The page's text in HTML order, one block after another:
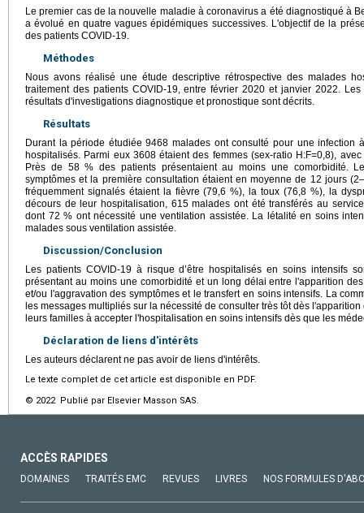
Le premier cas de la nouvelle maladie à coronavirus a été diagnostiqué à
a évolué en quatre vagues épidémiques successives. L'objectif de la
des patients COVID-19.
Méthodes
Nous avons réalisé une étude descriptive rétrospective des malades
traitement des patients COVID-19, entre février 2020 et janvier 2022.
résultats d'investigations diagnostique et pronostique sont décrits.
Résultats
Durant la période étudiée 9468 malades ont consulté pour une infection
hospitalisés. Parmi eux 3608 étaient des femmes (sex-ratio H:F=0,8),
Près de 58 % des patients présentaient au moins une comorbidité.
symptômes et la première consultation étaient en moyenne de 12 jours
fréquemment signalés étaient la fièvre (79,6 %), la toux (76,8 %), la
décours de leur hospitalisation, 615 malades ont été transférés au
dont 72 % ont nécessité une ventilation assistée. La létalité en soins
malades sous ventilation assistée.
Discussion/Conclusion
Les patients COVID-19 à risque d’être hospitalisés en soins intensifs
présentant au moins une comorbidité et un long délai entre l'apparition
et/ou l'aggravation des symptômes et le transfert en soins intensifs. La
les messages multipliés sur la nécessité de consulter très tôt dès
leurs familles à accepter l'hospitalisation en soins intensifs dès que les
Déclaration de liens d'intérêts
Les auteurs déclarent ne pas avoir de liens d'intérêts.
Le texte complet de cet article est disponible en PDF.
© 2022 Publié par Elsevier Masson SAS.
ACCÈS RAPIDES
DOMAINES TRAITÉS EMC REVUES LIVRES NOS FORMULES